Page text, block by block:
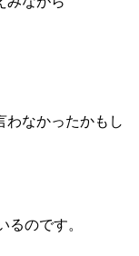
わなかったかもし
るのです。